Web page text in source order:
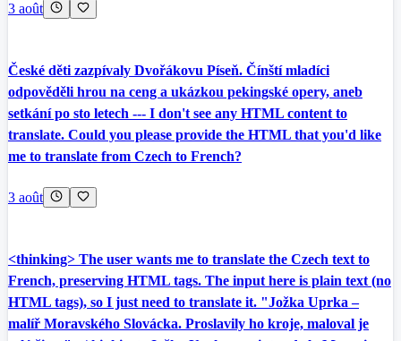
3 août
České děti zazpívaly Dvořákovu Píseň. Čínští mladíci
odpověděli hrou na ceng a ukázkou pekingské opery, aneb
setkání po sto letech --- I don't see any HTML content to
translate. Could you please provide the HTML that you'd like
me to translate from Czech to French?
3 août
<thinking> The user wants me to translate the Czech text to
French, preserving HTML tags. The input here is plain text (no
HTML tags), so I just need to translate it. "Jožka Uprka –
malíř Moravského Slovácka. Proslavily ho kroje, maloval je